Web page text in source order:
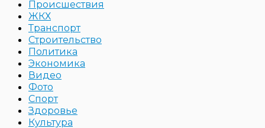
Происшествия
ЖКХ
Транспорт
Строительство
Политика
Экономика
Видео
Фото
Спорт
Здоровье
Культура